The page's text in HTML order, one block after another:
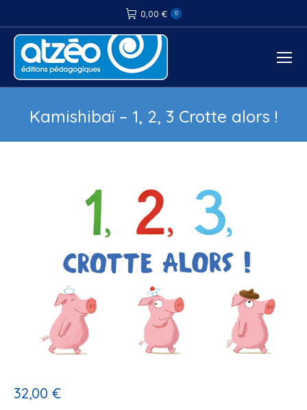
0,00 € 0
Kamishibaï – 1, 2, 3 Crotte alors !
32,00 €